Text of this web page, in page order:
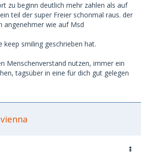
zu beginn deutlich mehr zahlen als auf
teil der super Freier schonmal raus. der
angenehmer wie auf Msd
keep smiling geschrieben hat.
Menschenverstand nutzen, immer ein
tagsüber in eine für dich gut gelegen